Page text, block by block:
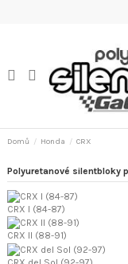
Domů Honda CRX
Polyuretanové silentbloky
CRX I (84-87)
CRX II (88-91)